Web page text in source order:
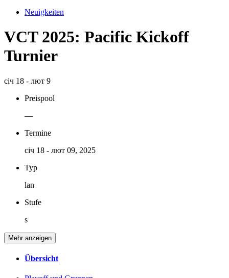
Neuigkeiten
VCT 2025: Pacific Kickoff
Turnier
січ 18 - лют 9
Preispool
—
Termine
січ 18 - лют 09, 2025
Typ
lan
Stufe
s
Mehr anzeigen
Übersicht